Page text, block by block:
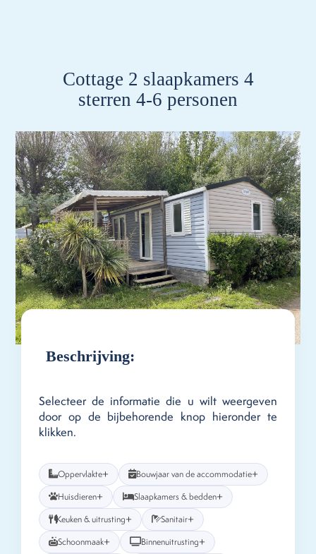
Cottage 2 slaapkamers 4
sterren 4-6 personen
Beschrijving:
Selecteer de informatie die u wilt weergeven
door op de bijbehorende knop hieronder te
klikken.
Oppervlakte+ Bouwjaar van de accommodatie+
Huisdieren+ Slaapkamers & bedden+
Keuken & uitrusting+ Sanitair+
Schoonmaak+ Binnenuitrusting+